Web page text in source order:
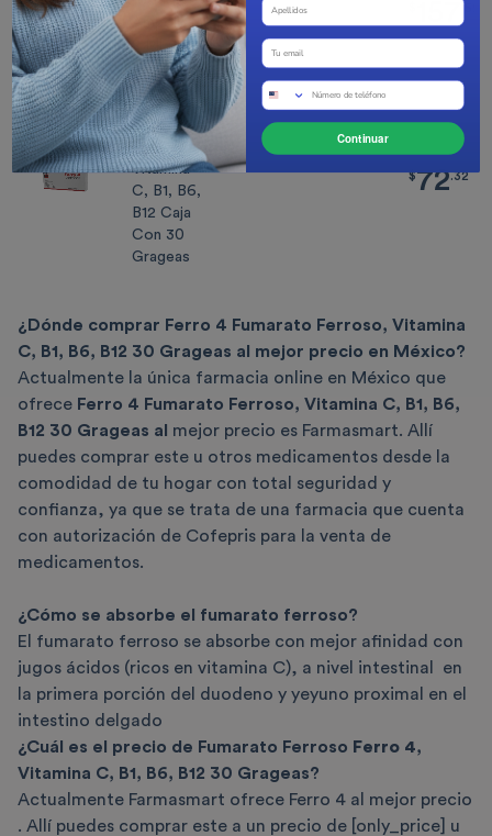
Ampolleta
2 Ml
Ferro 4
Fumarato
Ferroso,
Vitamina
C, B1, B6,
B12 Caja
Con 30
Grageas
$72.32
$72.32
¿Dónde comprar Ferro 4 Fumarato Ferroso, Vitamina
C, B1, B6, B12 30 Grageas al mejor precio en México?
Actualmente la única farmacia online en México que
ofrece Ferro 4 Fumarato Ferroso, Vitamina C, B1, B6,
B12 30 Grageas al
mejor precio es Farmasmart. Allí
puedes comprar este u otros medicamentos desde la
comodidad de tu hogar con total seguridad y
confianza, ya que se trata de una farmacia que cuenta
con autorización de Cofepris para la venta de
medicamentos.
¿Cómo se absorbe el fumarato ferroso?
El fumarato ferroso se absorbe con mejor afinidad con
jugos ácidos (ricos en vitamina C), a nivel intestinal en
la primera porción del duodeno y yeyuno proximal en el
intestino delgado
¿Cuál es el precio de Fumarato Ferroso Ferro 4,
Vitamina C, B1, B6, B12 30 Grageas?
Actualmente Farmasmart ofrece Ferro 4 al mejor precio
. Allí puedes comprar este a un precio de [only_price] u
Continuar